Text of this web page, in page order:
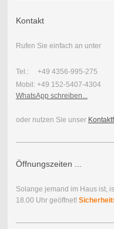
Kontakt
Rufen Sie einfach an unter
Tel.: +49 4356-995-275
Mobil: +49 152-5407-4304
WhatsApp schreiben...
oder nutzen Sie unser
Öffnungszeiten ...
Solange jemand im Haus ist,
18.00 Uhr geöffnet!